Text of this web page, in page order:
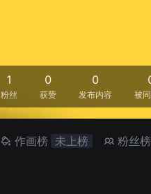
1
粉丝
0
获赞
0
发布内容 被
作画榜 未上榜 粉丝榜